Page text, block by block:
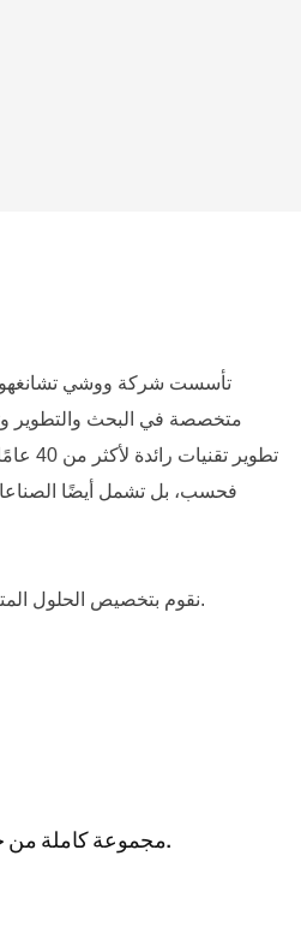
متخصصة في البحث والتطوير
فحسب، بل تشمل أيضًا الصناعات
نقوم بتخصيص الحلول المتكاملة لمعدات التفاعل والتبلور والترشيح والتجفيف للعملاء.
مجموعة كاملة من خدمات الصيانة الفنية طويلة الأجل في الموقع.